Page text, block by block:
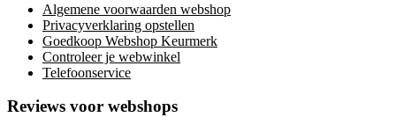
Algemene voorwaarden webshop
Privacyverklaring opstellen
Goedkoop Webshop Keurmerk
Controleer je webwinkel
Telefoonservice
Reviews voor webshops